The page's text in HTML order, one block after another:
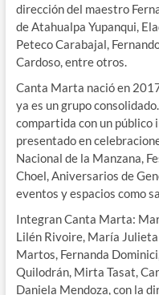
dirección del maestro
de Atahualpa Yupanqui,
Peteco Carabajal,
Cardoso, entre otros.
Canta Marta nació en
ya es un grupo
compartida con un público
presentado en
Nacional de la Manzana,
Choel, Aniversarios de
eventos y espacios como
Integran Canta Marta:
Lilén Rivoire, María
Martos, Fernanda
Quilodrán, Mirta Tasat,
Daniela Mendoza, con la